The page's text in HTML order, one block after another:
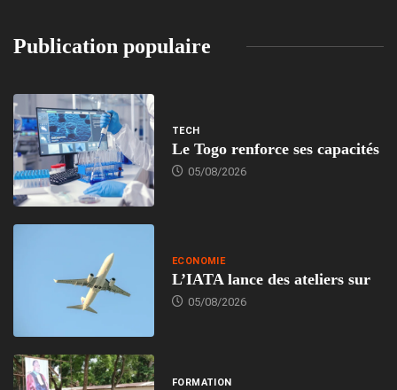
Publication populaire
TECH
Le Togo renforce ses capacités
05/08/2026
ECONOMIE
L’IATA lance des ateliers sur
05/08/2026
FORMATION